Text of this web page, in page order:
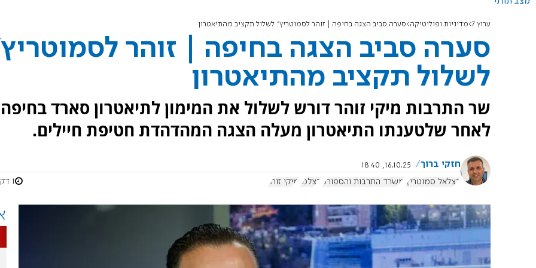
ערוץ 7 מדיניות ופוליטיקה סערה סביב הצגה בחיפה | זוהר לסמוטריץ': לשלול תקציב מהתיאטרון
סערה סביב הצגה בחיפה | זוהר
לשלול תקציב מהתיאטרון
שר התרבות מיקי זוהר דורש לשלול את המימון לתיאטרון סארד
לאחר שלטענתו התיאטרון מעלה הצגה המהדהדת חטיפת חיילים.
חזקי ברוך
16.10.25, 18:40
בצלאל סמוטריץ' משרד התרבות והספורט בצלמו מיקי זוהר 1 דקות